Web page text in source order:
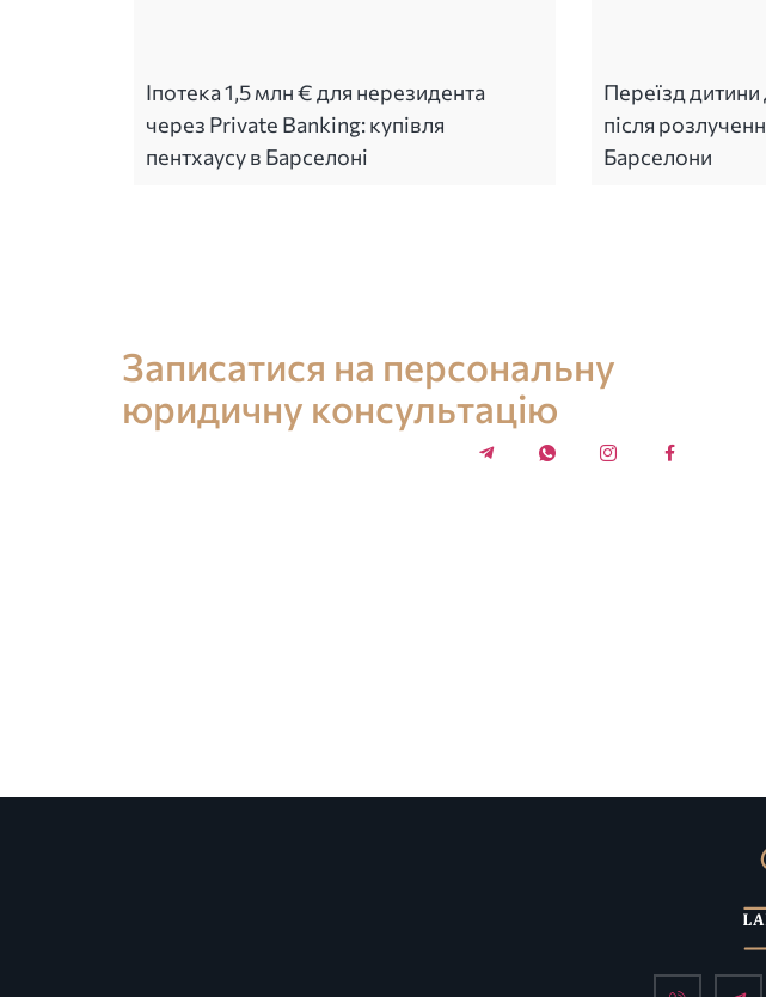
Іпотека 1,5 млн € для нерезидента
через Private Banking: купівля
пентхаусу в Барселоні
Переїзд дитини
після
Барселони
Записатися на персональну
юридичну консультацію